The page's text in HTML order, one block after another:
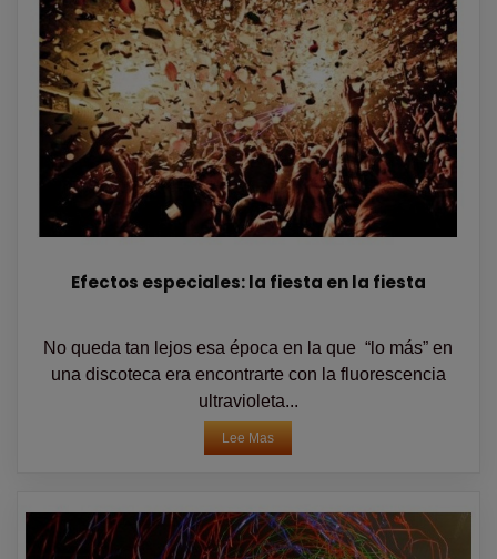
Efectos especiales: la fiesta en la fiesta
No queda tan lejos esa época en la que “lo más” en
una discoteca era encontrarte con la fluorescencia
ultravioleta...
Lee Mas